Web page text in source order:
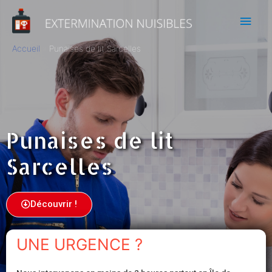
Accueil Punaises de lit Sarcelles
Punaises de lit
Sarcelles
Découvrir !
UNE URGENCE ?